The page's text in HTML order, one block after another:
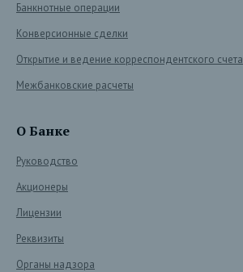
Банкнотные операции
Конверсионные сделки
Открытие и ведение корреспондентского счета
Межбанковские расчеты
О Банке
Руководство
Акционеры
Лицензии
Реквизиты
Органы надзора